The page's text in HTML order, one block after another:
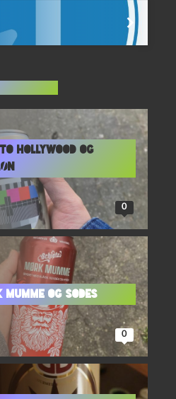
To Hollywood og
0
Mumme og Sodes
0